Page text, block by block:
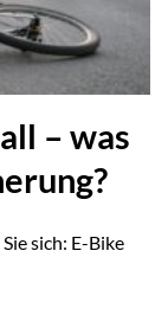
– was
sich: E-Bike